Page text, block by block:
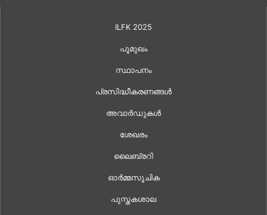
ILFK 2025
പൂമുഖം
സ്ഥാപനം
പ്രസിദ്ധീകരണങ്ങൾ
അവാർഡുകൾ
ശേഖരം
ലൈബ്രറി
ഓർമ്മസൂചിക
പുസ്തകശാല